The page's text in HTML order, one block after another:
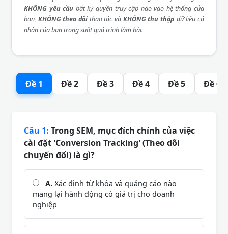
KHÔNG yêu cầu bất kỳ quyền truy cập nào vào hệ thống của
bạn, KHÔNG theo dõi thao tác và KHÔNG thu thập dữ liệu cá
nhân của bạn trong suốt quá trình làm bài.
Đề 1 Đề 2 Đề 3 Đề 4 Đề 5 Đề 6
Câu 1: Trong SEM, mục đích chính của việc
cài đặt 'Conversion Tracking' (Theo dõi
chuyển đổi) là gì?
A. Xác định từ khóa và quảng cáo nào
mang lại hành động có giá trị cho doanh
nghiệp